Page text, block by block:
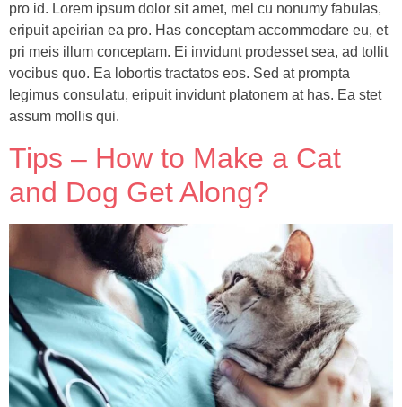
pro id. Lorem ipsum dolor sit amet, mel cu nonumy fabulas,
eripuit apeirian ea pro. Has conceptam accommodare eu, et
pri meis illum conceptam. Ei invidunt prodesset sea, ad tollit
vocibus quo. Ea lobortis tractatos eos. Sed at prompta
legimus consulatu, eripuit invidunt platonem at has. Ea stet
assum mollis qui.
Tips – How to Make a Cat
and Dog Get Along?